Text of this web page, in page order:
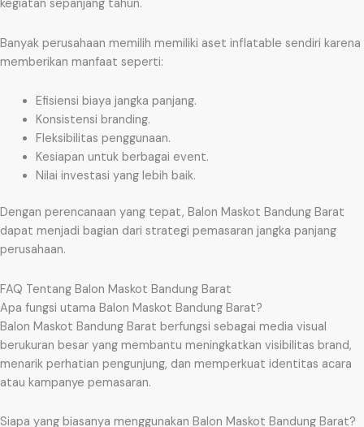
kegiatan sepanjang tahun.
Banyak perusahaan memilih memiliki aset inflatable sendiri karena
memberikan manfaat seperti:
Efisiensi biaya jangka panjang.
Konsistensi branding.
Fleksibilitas penggunaan.
Kesiapan untuk berbagai event.
Nilai investasi yang lebih baik.
Dengan perencanaan yang tepat, Balon Maskot Bandung Barat
dapat menjadi bagian dari strategi pemasaran jangka panjang
perusahaan.
FAQ Tentang Balon Maskot Bandung Barat
Apa fungsi utama Balon Maskot Bandung Barat?
Balon Maskot Bandung Barat berfungsi sebagai media visual
berukuran besar yang membantu meningkatkan visibilitas brand,
menarik perhatian pengunjung, dan memperkuat identitas acara
atau kampanye pemasaran.
Siapa yang biasanya menggunakan Balon Maskot Bandung Barat?